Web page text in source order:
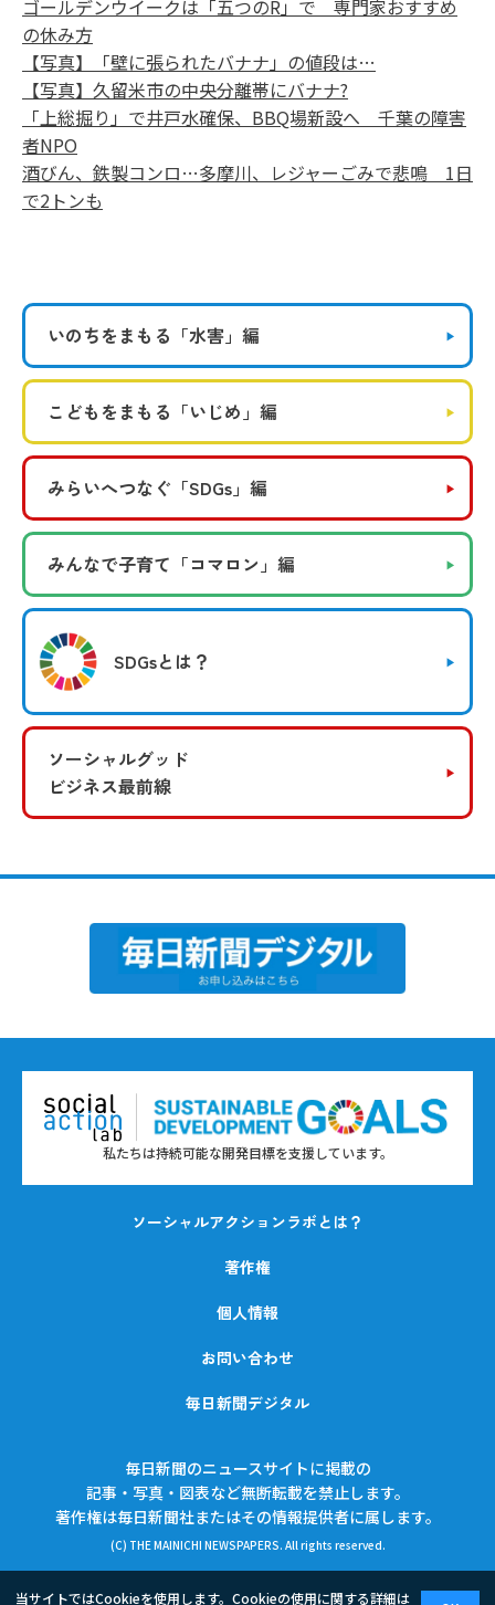
当サイトではCookieを使用します。Cookieの使用に関する詳細は
ゴールデンウイークは「五つのR」で 専門家おすすめ
の休み方
【写真】「壁に張られたバナナ」の値段は…
【写真】久留米市の中央分離帯にバナナ?
「上総掘り」で井戸水確保、BBQ場新設へ 千葉の障害
者NPO
酒びん、鉄製コンロ…多摩川、レジャーごみで悲鳴 1日
で2トンも
いのちをまもる 「水害」編
こどもをまもる 「いじめ」編
みらいへつなぐ 「SDGs」編
みんなで子育て 「コマロン」編
SDGsとは？
ソーシャルグッド
ビジネス最前線
私たちは持続可能な開発目標を支援しています。
ソーシャルアクションラボとは？
著作権
個人情報
お問い合わせ
毎日新聞デジタル
毎日新聞のニュースサイトに掲載の
記事・写真・図表など無断転載を禁止します。
著作権は毎日新聞社またはその情報提供者に属します。
(C) THE MAINICHI NEWSPAPERS. All rights reserved.